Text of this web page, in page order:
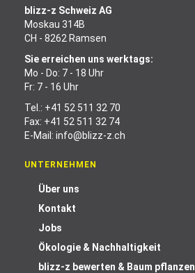
blizz-z Schweiz AG
Moskau 314B
CH - 8262 Ramsen
Sie erreichen uns werktags:
Mo - Do: 7 - 18 Uhr
Fr: 7 - 16 Uhr
Tel.: +41 52 511 32 70
Fax: +41 52 511 32 74
E-Mail: info@blizz-z.ch
UNTERNEHMEN
Über uns
Kontakt
Jobs
Ökologie & Nachhaltigkeit
blizz-z bewerten & Baum pflanzen